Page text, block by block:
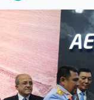
Gündem
Sağlık
Eğitim
Haber Arşivi